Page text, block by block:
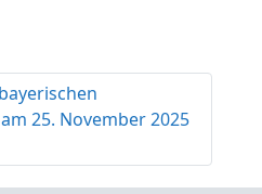
25. November 2025